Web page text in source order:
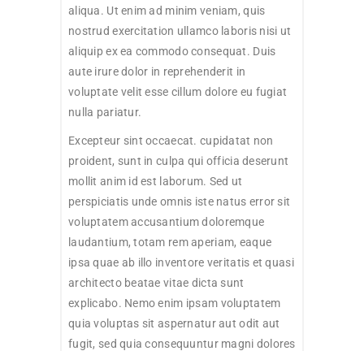
aliqua. Ut enim ad minim veniam, quis
nostrud exercitation ullamco laboris nisi ut
aliquip ex ea commodo consequat. Duis
aute irure dolor in reprehenderit in
voluptate velit esse cillum dolore eu fugiat
nulla pariatur.
Excepteur sint occaecat. cupidatat non
proident, sunt in culpa qui officia deserunt
mollit anim id est laborum. Sed ut
perspiciatis unde omnis iste natus error sit
voluptatem accusantium doloremque
laudantium, totam rem aperiam, eaque
ipsa quae ab illo inventore veritatis et quasi
architecto beatae vitae dicta sunt
explicabo. Nemo enim ipsam voluptatem
quia voluptas sit aspernatur aut odit aut
fugit, sed quia consequuntur magni dolores